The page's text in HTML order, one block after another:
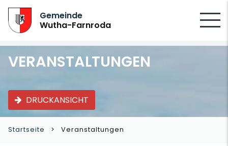
Gemeinde
Wutha-Farnroda
VERANSTALTUNGEN
DRUCKANSICHT
Startseite Veranstaltungen